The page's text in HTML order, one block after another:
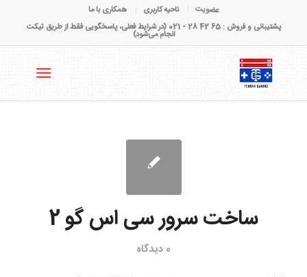
عضویت ناحیه کاربری
همکاری با ما
پشتیبانی و فروش : 65 42 28 - 021 (در شرایط فعلی، پاسخگویی فقط از طریق تیکت
انجام می‌شود)
ساخت سرور سی اس گو 2
0 دیدگاه